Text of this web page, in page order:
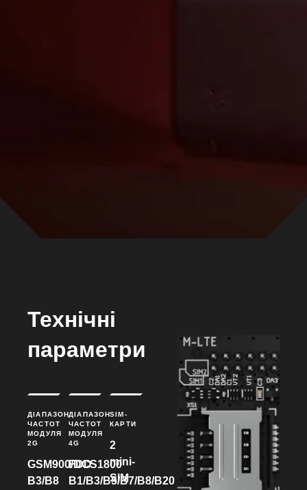
Технічні
параметри
ДІАПАЗОН
ЧАСТОТ
МОДУЛЯ
2G
GSM900/DCS1800
B3/B8
ДІАПАЗОН
ЧАСТОТ
МОДУЛЯ
4G
FDD
B1/B3/B5/B7/B8/B20
SIM-
КАРТИ
2
mini-
SIM